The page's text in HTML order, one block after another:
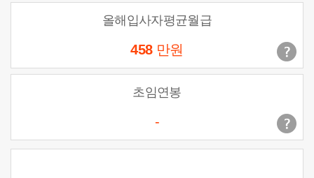
올해입사자평균월급
458 만원
초임연봉
-